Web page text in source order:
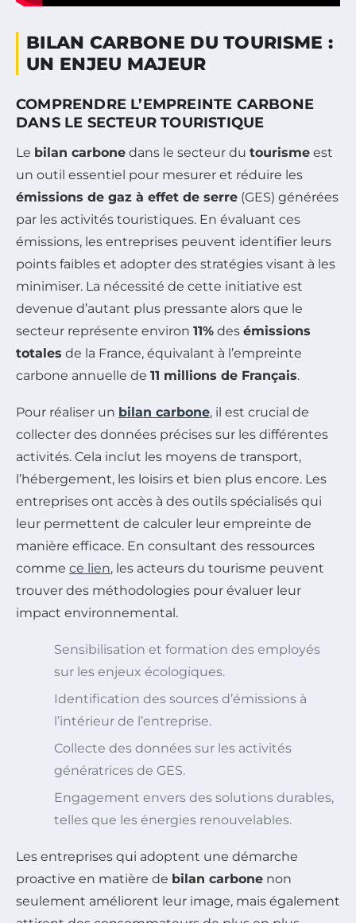
BILAN CARBONE DU TOURISME :
UN ENJEU MAJEUR
COMPRENDRE L’EMPREINTE CARBONE
DANS LE SECTEUR TOURISTIQUE
Le bilan carbone dans le secteur du tourisme est
un outil essentiel pour mesurer et réduire les
émissions de gaz à effet de serre (GES) générées
par les activités touristiques. En évaluant ces
émissions, les entreprises peuvent identifier leurs
points faibles et adopter des stratégies visant à les
minimiser. La nécessité de cette initiative est
devenue d’autant plus pressante alors que le
secteur représente environ 11% des émissions
totales de la France, équivalant à l’empreinte
carbone annuelle de 11 millions de Français.
Pour réaliser un bilan carbone, il est crucial de
collecter des données précises sur les différentes
activités. Cela inclut les moyens de transport,
l’hébergement, les loisirs et bien plus encore. Les
entreprises ont accès à des outils spécialisés qui
leur permettent de calculer leur empreinte de
manière efficace. En consultant des ressources
comme ce lien, les acteurs du tourisme peuvent
trouver des méthodologies pour évaluer leur
impact environnemental.
Sensibilisation et formation des employés
sur les enjeux écologiques.
Identification des sources d’émissions à
l’intérieur de l’entreprise.
Collecte des données sur les activités
génératrices de GES.
Engagement envers des solutions durables,
telles que les énergies renouvelables.
Les entreprises qui adoptent une démarche
proactive en matière de bilan carbone non
seulement améliorent leur image, mais également